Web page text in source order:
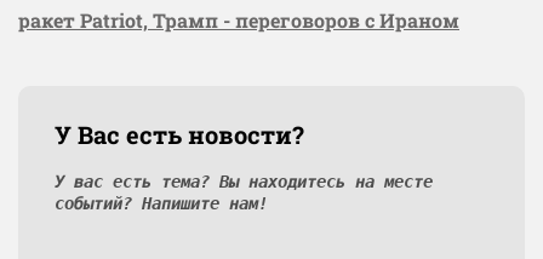
ракет Patriot, Трамп - переговоров с Ираном
У Вас есть новости?
У вас есть тема? Вы находитесь на месте
событий? Напишите нам!